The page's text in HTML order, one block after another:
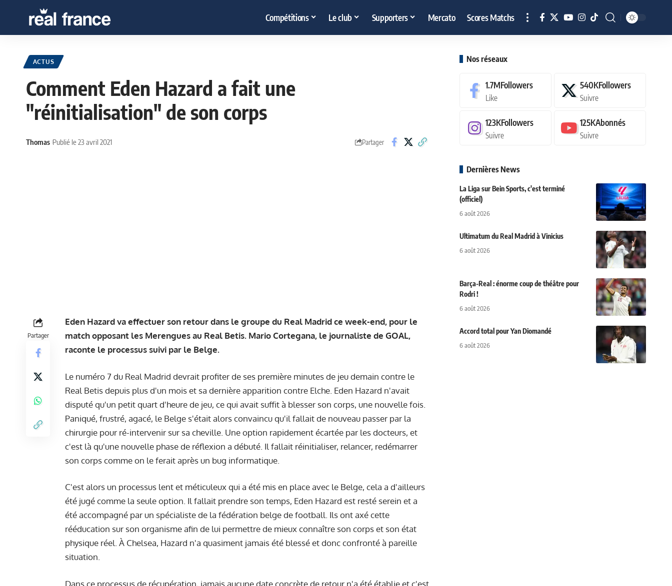
Compétitions Le club Supporters Mercato Scores Matchs
ACTUS
Comment Eden Hazard a fait une
"réinitialisation" de son corps
Thomas Publié le 23 avril 2021 Partager
Partager
Eden Hazard va effectuer son retour dans le groupe du Real Madrid ce week-end, pour le
match opposant les Merengues au Real Betis. Mario Cortegana, le journaliste de GOAL,
raconte le processus suivi par le Belge.
Le numéro 7 du Real Madrid devrait profiter de ses première minutes de jeu demain contre le
Real Betis depuis plus d'un mois et sa dernière apparition contre Elche. Eden Hazard n'avait
disputé qu'un petit quart d'heure de jeu, ce qui avait suffit à blesser son corps, une nouvelle fois.
Paniqué, frustré, agacé, le Belge s'était alors convaincu qu'il fallait de nouveau passer par la
chirurgie pour ré-intervenir sur sa cheville. Une option rapidement écartée par les docteurs, et
c'est là qu'une nouvelle phase de réflexion a débuté. Il fallait réinitialiser, relancer, redémarrer
son corps comme on le ferait après un bug informatique.
C'est alors un processus lent et méticuleux qui a été mis en place avec le Belge, cela a d'ailleurs
été jugé comme la seule option. Il fallait prendre son temps, Eden Hazard est resté serein et a
été accompagné par un spécialiste de la fédération belge de football. Ils ont axé cette
rééducation sur son organisme afin de lui permettre de mieux connaître son corps et son état
physique réel. À Chelsea, Hazard n'a quasiment jamais été blessé et donc confronté à pareille
situation.
Dans ce processus de récupération, jamais aucune date concrète de retour n'a été établie et c'est
Nos réseaux
1.7MFollowers
Like
540KFollowers
Suivre
123KFollowers
Suivre
125KAbonnés
Suivre
Dernières News
La Liga sur Bein Sports, c'est terminé
(officiel)
6 août 2026
Ultimatum du Real Madrid à Vinicius
6 août 2026
Barça-Real : énorme coup de théâtre pour
Rodri !
6 août 2026
Accord total pour Yan Diomandé
6 août 2026